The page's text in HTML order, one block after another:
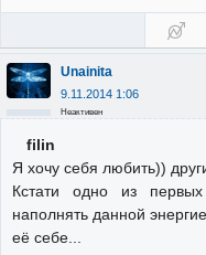
Unainita
9.11.2014 1:06
Неактивен
filin
Я хочу себя любить))
Кстати одно из
наполнять данной
её себе...